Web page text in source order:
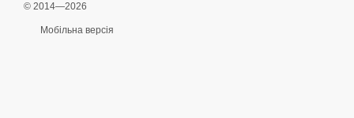
© 2014—2026
Мобільна версія